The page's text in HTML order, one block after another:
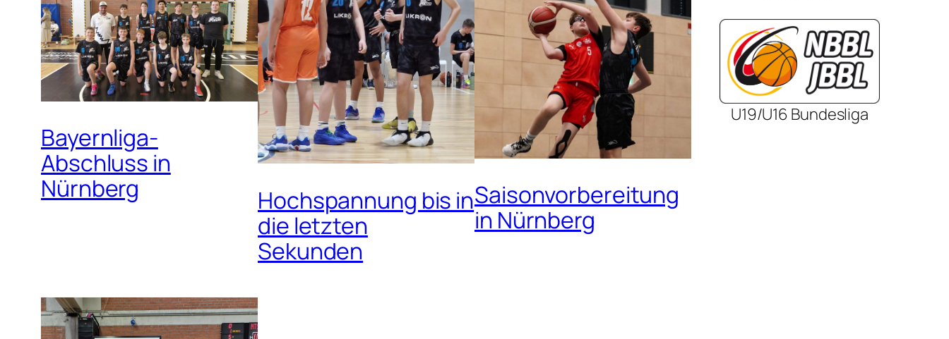
Bayernliga-
Abschluss in
Nürnberg
Hochspannung bis in
die letzten
Sekunden
Saisonvorbereitung
in Nürnberg
U19/U16 Bundesliga